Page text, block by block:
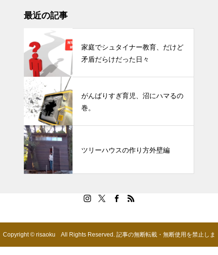
最近の記事
家庭でシュタイナー教育、だけど
矛盾だらけだった日々
がんばりすぎ育児、沼にハマるの
巻。
ツリーハウスの作り方外壁編
Copyright © risaoku All Rights Reserved. 記事の無断転載・無断使用を禁止しま